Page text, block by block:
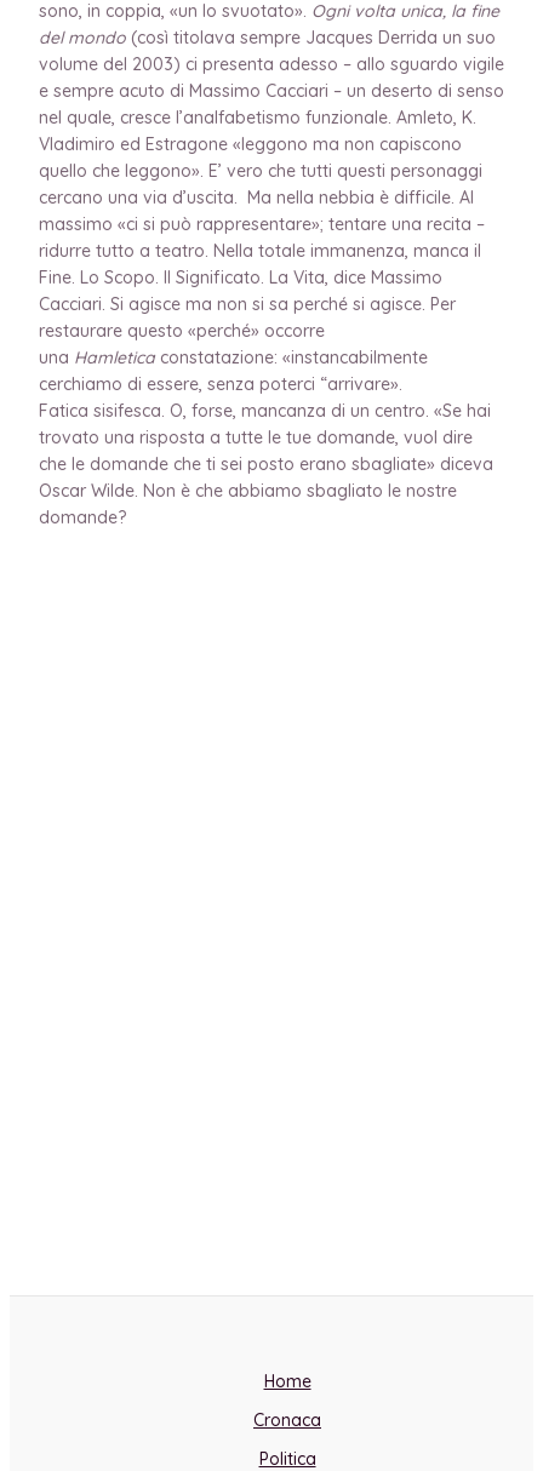
sono, in coppia, «un Io svuotato». Ogni volta unica, la fine
del mondo (così titolava sempre Jacques Derrida un suo
volume del 2003) ci presenta adesso – allo sguardo vigile
e sempre acuto di Massimo Cacciari – un deserto di senso
nel quale, cresce l’analfabetismo funzionale. Amleto, K.
Vladimiro ed Estragone «leggono ma non capiscono
quello che leggono». E’ vero che tutti questi personaggi
cercano una via d’uscita. Ma nella nebbia è difficile. Al
massimo «ci si può rappresentare»; tentare una recita –
ridurre tutto a teatro. Nella totale immanenza, manca il
Fine. Lo Scopo. Il Significato. La Vita, dice Massimo
Cacciari. Si agisce ma non si sa perché si agisce. Per
restaurare questo «perché» occorre
una Hamletica constatazione: «instancabilmente
cerchiamo di essere, senza poterci “arrivare».
Fatica sisifesca. O, forse, mancanza di un centro. «Se hai
trovato una risposta a tutte le tue domande, vuol dire
che le domande che ti sei posto erano sbagliate» diceva
Oscar Wilde. Non è che abbiamo sbagliato le nostre
domande?
Home
Cronaca
Politica